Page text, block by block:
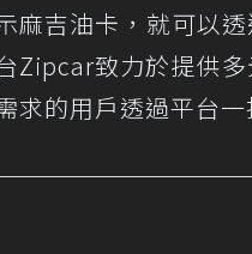
麻吉油卡，就可以
Zipcar致力於提供
求的用戶透過平台一